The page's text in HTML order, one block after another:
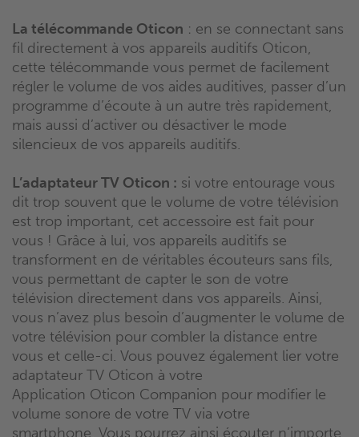
La télécommande Oticon : en se connectant sans
fil directement à vos appareils auditifs Oticon,
cette télécommande vous permet de facilement
régler le volume de vos aides auditives, passer d’un
programme d’écoute à un autre très rapidement,
mais aussi d’activer ou désactiver le mode
silencieux de vos appareils auditifs.
L’adaptateur TV Oticon : si votre entourage vous
dit trop souvent que le volume de votre télévision
est trop important, cet accessoire est fait pour
vous ! Grâce à lui, vos appareils auditifs se
transforment en de véritables écouteurs sans fils,
vous permettant de capter le son de votre
télévision directement dans vos appareils. Ainsi,
vous n’avez plus besoin d’augmenter le volume de
votre télévision pour combler la distance entre
vous et celle-ci. Vous pouvez également lier votre
adaptateur TV Oticon à votre
Application Oticon Companion pour modifier le
volume sonore de votre TV via votre
smartphone. Vous pourrez ainsi écouter n’importe